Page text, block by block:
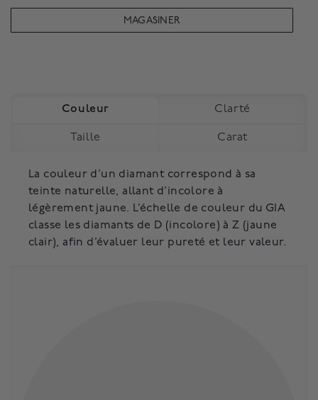
MAGASINER
Couleur Clarté
Taille Carat
La couleur d’un diamant correspond à sa
teinte naturelle, allant d’incolore à
légèrement jaune. L’échelle de couleur du GIA
classe les diamants de D (incolore) à Z (jaune
clair), afin d’évaluer leur pureté et leur valeur.